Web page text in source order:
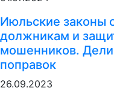
Июльские законы
должникам и
мошенников.
поправок
26.09.2023